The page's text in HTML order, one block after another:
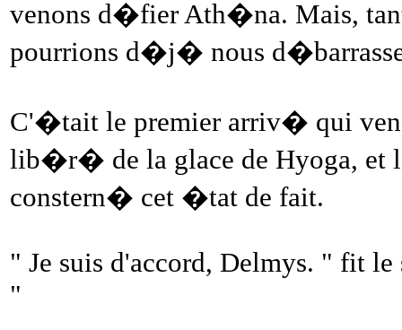
venons d�fier Ath�na. Mais,
pourrions d�j� nous
C'�tait le premier arriv� qui
lib�r� de la glace de Hyoga, et
constern� cet �tat de fait.
" Je suis d'accord, Delmys. " fit le
"